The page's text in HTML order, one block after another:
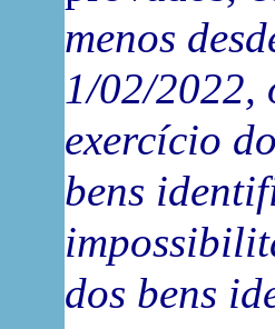
menos
1/02/2022,
exercício
bens
dos bens